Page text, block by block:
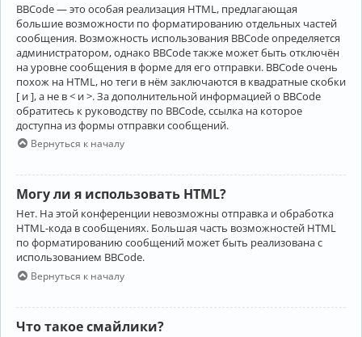
BBCode — это особая реализация HTML, предлагающая
большие возможности по форматированию отдельных частей
сообщения. Возможность использования BBCode определяется
администратором, однако BBCode также может быть отключён
на уровне сообщения в форме для его отправки. BBCode очень
похож на HTML, но теги в нём заключаются в квадратные скобки
[ и ], а не в < и >. За дополнительной информацией о BBCode
обратитесь к руководству по BBCode, ссылка на которое
доступна из формы отправки сообщений.
Вернуться к началу
Могу ли я использовать HTML?
Нет. На этой конференции невозможны отправка и обработка
HTML-кода в сообщениях. Большая часть возможностей HTML
по форматированию сообщений может быть реализована с
использованием BBCode.
Вернуться к началу
Что такое смайлики?